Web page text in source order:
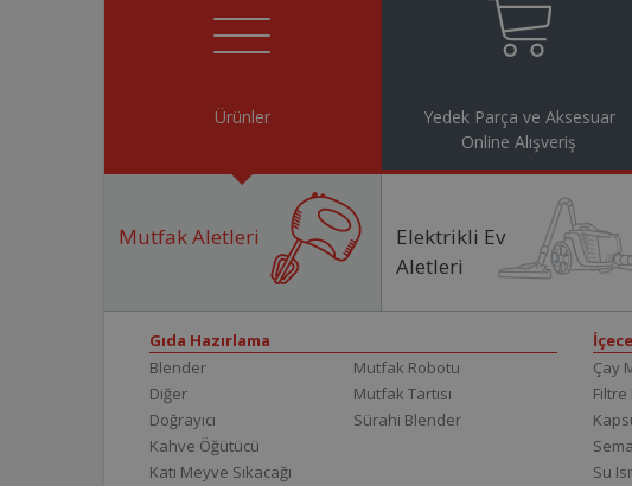
Ürünler
Yedek Parça ve Aksesuar
Online Alışveriş
Mutfak Aletleri
Elektrikli Ev
Aletleri
Gıda Hazırlama
Blender
Diğer
Doğrayıcı
Kahve Öğütücü
Katı Meyve Sıkacağı
Mutfak Robotu
Mutfak Tartısı
Sürahi Blender
Çay
Su